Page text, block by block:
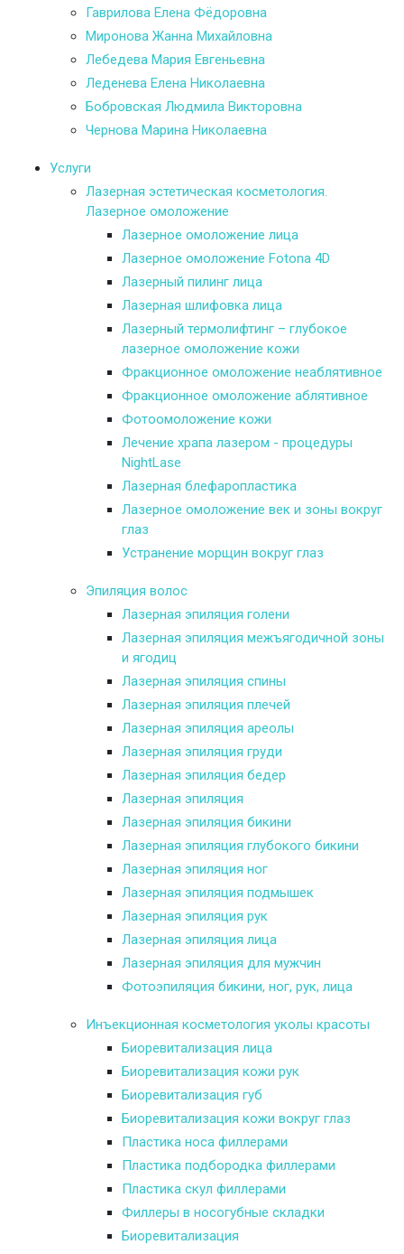
Гаврилова Елена Фёдоровна
Миронова Жанна Михайловна
Лебедева Мария Евгеньевна
Леденева Елена Николаевна
Бобровская Людмила Викторовна
Чернова Марина Николаевна
Услуги
Лазерная эстетическая косметология.
Лазерное омоложение
Лазерное омоложение лица
Лазерное омоложение Fotona 4D
Лазерный пилинг лица
Лазерная шлифовка лица
Лазерный термолифтинг – глубокое
лазерное омоложение кожи
Фракционное омоложение неаблятивное
Фракционное омоложение аблятивное
Фотоомоложение кожи
Лечение храпа лазером - процедуры
NightLase
Лазерная блефаропластика
Лазерное омоложение век и зоны вокруг
глаз
Устранение морщин вокруг глаз
Эпиляция волос
Лазерная эпиляция голени
Лазерная эпиляция межъягодичной зоны
и ягодиц
Лазерная эпиляция спины
Лазерная эпиляция плечей
Лазерная эпиляция ареолы
Лазерная эпиляция груди
Лазерная эпиляция бедер
Лазерная эпиляция
Лазерная эпиляция бикини
Лазерная эпиляция глубокого бикини
Лазерная эпиляция ног
Лазерная эпиляция подмышек
Лазерная эпиляция рук
Лазерная эпиляция лица
Лазерная эпиляция для мужчин
Фотоэпиляция бикини, ног, рук, лица
Инъекционная косметология уколы красоты
Биоревитализация лица
Биоревитализация кожи рук
Биоревитализация губ
Биоревитализация кожи вокруг глаз
Пластика носа филлерами
Пластика подбородка филлерами
Пластика скул филлерами
Филлеры в носогубные складки
Биоревитализация